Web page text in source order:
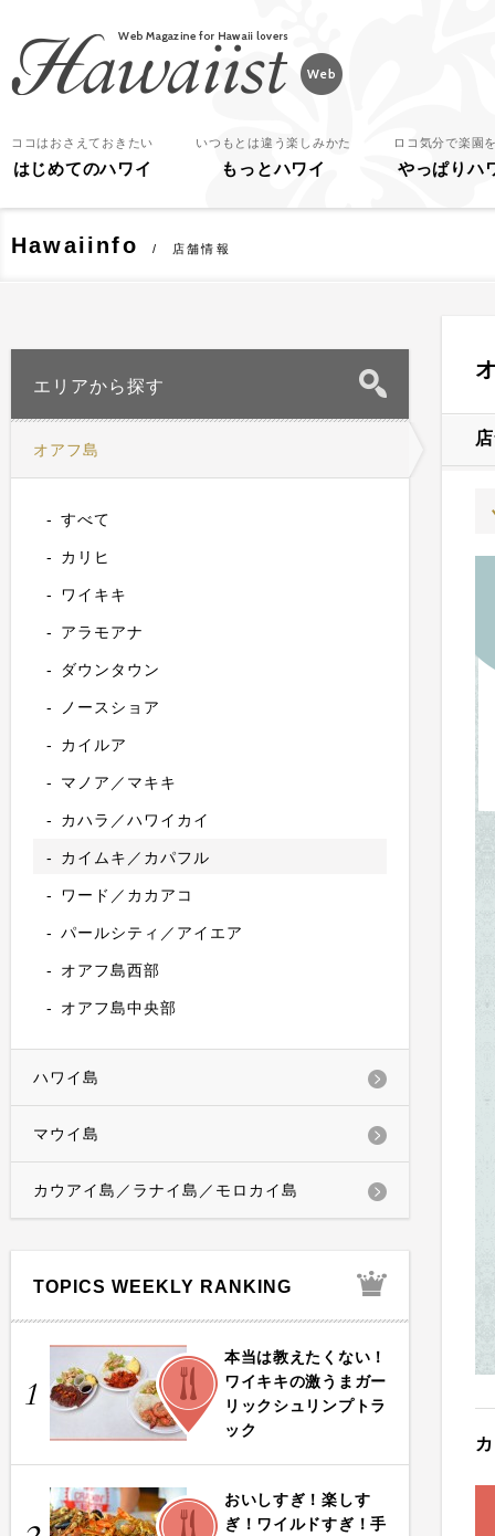
ココはおさえておきたい
はじめてのハワイ
いつもとは違う楽しみかた
もっとハワイ
ロコ気分で楽園
やっぱりハ
Hawaiinfo 店舗情報
エリアから探す
オアフ島
すべて
カリヒ
ワイキキ
アラモアナ
ダウンタウン
ノースショア
カイルア
マノア／マキキ
カハラ／ハワイカイ
カイムキ／カパフル
ワード／カカアコ
パールシティ／アイエア
オアフ島西部
オアフ島中央部
ハワイ島
マウイ島
カウアイ島／ラナイ島／モロカイ島
TOPICS WEEKLY RANKING
1
FOOD
本当は教えたくない！
ワイキキの激うまガー
リックシュリンプトラ
ック
FOOD
おいしすぎ！楽しす
ぎ！ワイルドすぎ！手